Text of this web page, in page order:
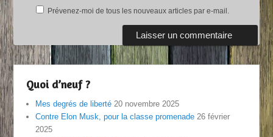
Prévenez-moi de tous les nouveaux articles par e-mail.
Quoi d’neuf ?
Mes degrés de liberté 20 novembre 2025
Contre Elon Musk, pour la classe promenade 26 février
2025